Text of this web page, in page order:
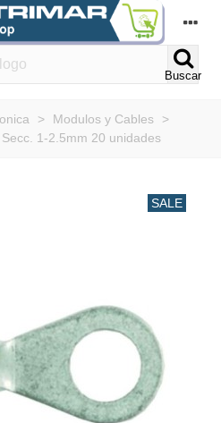
Buscar
> Modulos y Cables
>
1-2.5mm 20 unidades
SALE